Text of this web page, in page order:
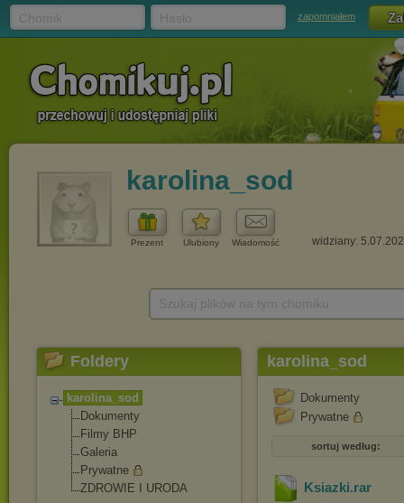
zapomniałem
karolina_sod
Prezent Ulubiony Wiadomość widziany:
Foldery
karolina_sod
Dokumenty
Filmy BHP
Galeria
Prywatne
ZDROWIE I URODA
karolina_sod
Dokumenty
Prywatne
sortuj według:
Ksiazki.rar